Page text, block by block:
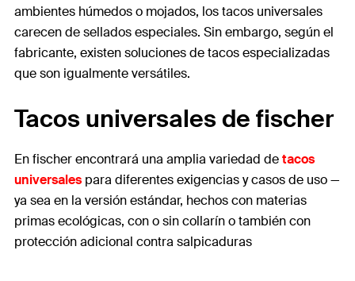
ambientes húmedos o mojados, los tacos universales
carecen de sellados especiales. Sin embargo, según el
fabricante, existen soluciones de tacos especializadas
que son igualmente versátiles.
Tacos universales de fischer
En fischer encontrará una amplia variedad detacos
universales para diferentes exigencias y casos de uso —
ya sea en la versión estándar, hechos con materias
primas ecológicas, con o sin collarín o también con
protección adicional contra salpicaduras